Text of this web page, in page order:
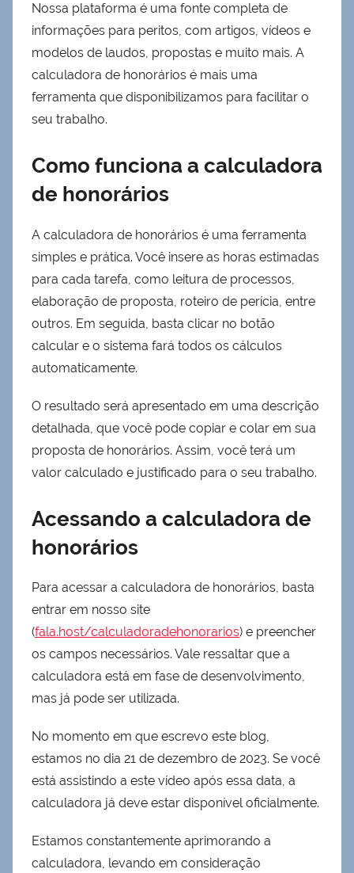
Nossa plataforma é uma fonte completa de
informações para peritos, com artigos, vídeos e
modelos de laudos, propostas e muito mais. A
calculadora de honorários é mais uma
ferramenta que disponibilizamos para facilitar o
seu trabalho.
Como funciona a calculadora
de honorários
A calculadora de honorários é uma ferramenta
simples e prática. Você insere as horas estimadas
para cada tarefa, como leitura de processos,
elaboração de proposta, roteiro de perícia, entre
outros. Em seguida, basta clicar no botão
calcular e o sistema fará todos os cálculos
automaticamente.
O resultado será apresentado em uma descrição
detalhada, que você pode copiar e colar em sua
proposta de honorários. Assim, você terá um
valor calculado e justificado para o seu trabalho.
Acessando a calculadora de
honorários
Para acessar a calculadora de honorários, basta
entrar em nosso site
(fala.host/calculadoradehonorarios) e preencher
os campos necessários. Vale ressaltar que a
calculadora está em fase de desenvolvimento,
mas já pode ser utilizada.
No momento em que escrevo este blog,
estamos no dia 21 de dezembro de 2023. Se você
está assistindo a este vídeo após essa data, a
calculadora já deve estar disponível oficialmente.
Estamos constantemente aprimorando a
calculadora, levando em consideração